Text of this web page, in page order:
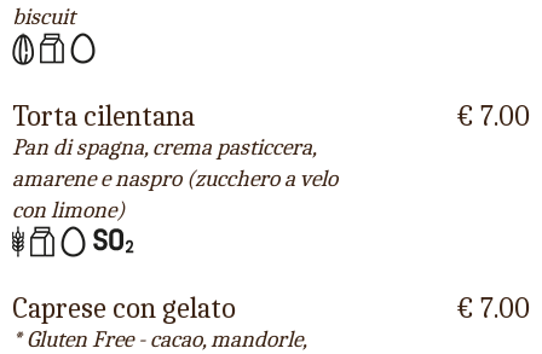
biscuit
Torta cilentana
Pan di spagna, crema pasticcera,
amarene e naspro (zucchero a velo
con limone)
€ 7.00
Caprese con gelato
* Gluten Free - cacao, mandorle,
€ 7.00